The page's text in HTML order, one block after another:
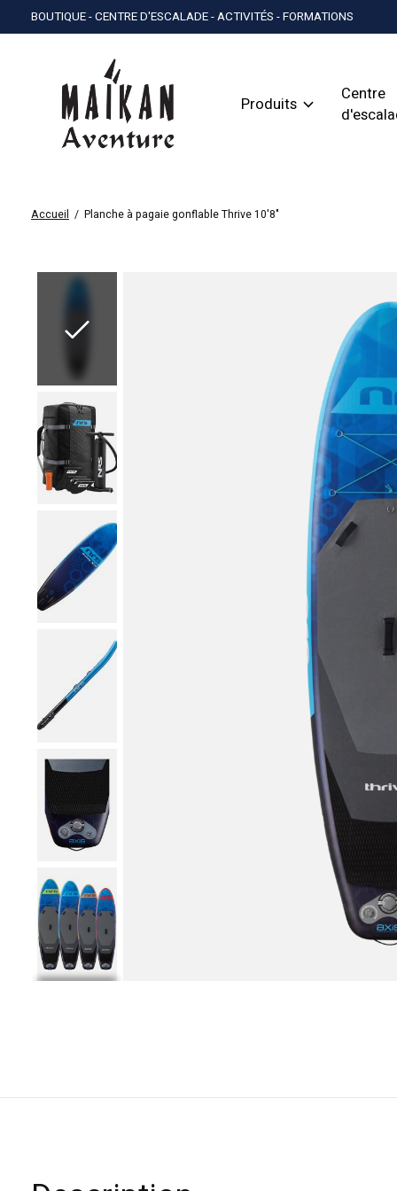
BOUTIQUE - CENTRE D'ESCALADE - ACTIVITÉS - FORMATIONS
Produits
Centre
Accueil / Planche à pagaie gonflable Thrive 10'8"